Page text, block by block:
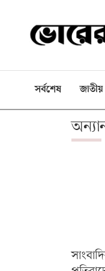
সর্বশেষ জাতীয়
প্রচ্ছদ
বাংলাদেশ